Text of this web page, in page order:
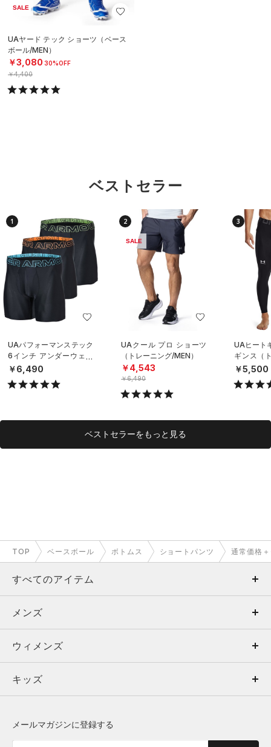
SALE
UAヤード テック ショーツ（ベース
ボール/MEN）
￥3,080 30%OFF
￥4,400
ベストセラー
1
UAパフォーマンステック
6インチ アンダーウェア
（3枚セット）（トレーニ
￥6,490
2
SALE
UAクール プロ ショーツ
（トレーニング/MEN）
￥4,543
￥6,490
3
UAヒート
ギンス（
EN）
￥5,500
ベストセラーをもっと見る
TOP ベースボール ボトムス ショートパンツ 通常価格
すべてのアイテム
メンズ
ウィメンズ
キッズ
メンズ
トップス
ボトムス
ウィメンズ
トップス
キッズ
メールマガジンに登録する